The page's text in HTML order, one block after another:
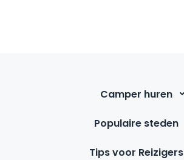
Camper huren
Populaire steden
Tips voor Reizigers